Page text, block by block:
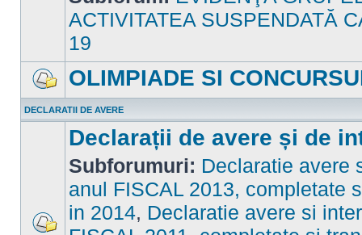
ACTIVITATEA SUSPENDATĂ
19
mesaje
necitite
OLIMPIADE SI
DECLARATII DE AVERE
Declarații de avere și de
Subforumuri: Declaratie avere
anul FISCAL 2013, completate
in 2014, Declaratie avere si